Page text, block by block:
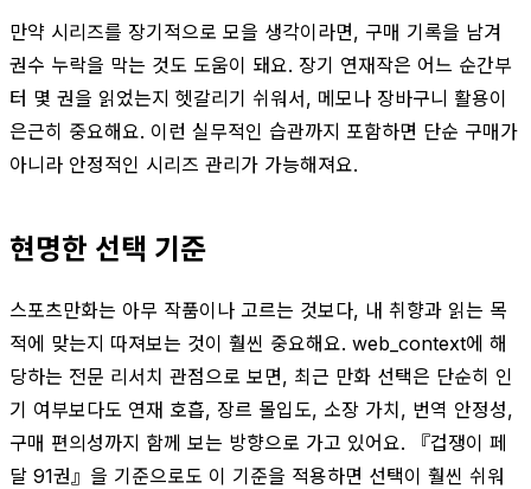
만약 시리즈를 장기적으로 모을 생각이라면, 구매 기록을 남겨
권수 누락을 막는 것도 도움이 돼요. 장기 연재작은 어느 순간부
터 몇 권을 읽었는지 헷갈리기 쉬워서, 메모나 장바구니 활용이
은근히 중요해요. 이런 실무적인 습관까지 포함하면 단순 구매가
아니라 안정적인 시리즈 관리가 가능해져요.
현명한 선택 기준
스포츠만화는 아무 작품이나 고르는 것보다, 내 취향과 읽는 목
적에 맞는지 따져보는 것이 훨씬 중요해요. web_context에 해
당하는 전문 리서치 관점으로 보면, 최근 만화 선택은 단순히 인
기 여부보다도 연재 호흡, 장르 몰입도, 소장 가치, 번역 안정성,
구매 편의성까지 함께 보는 방향으로 가고 있어요. 『겁쟁이 페
달 91권』을 기준으로도 이 기준을 적용하면 선택이 훨씬 쉬워